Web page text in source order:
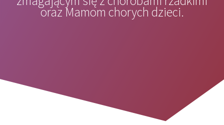
oraz Mamom chorych dzieci.